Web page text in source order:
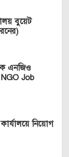
বুয়েট
এনজিও
NGO Job
নিয়োগ